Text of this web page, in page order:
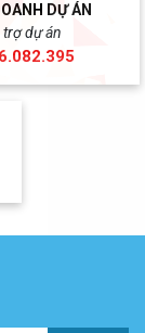
DỰ ÁN
trợ dự án